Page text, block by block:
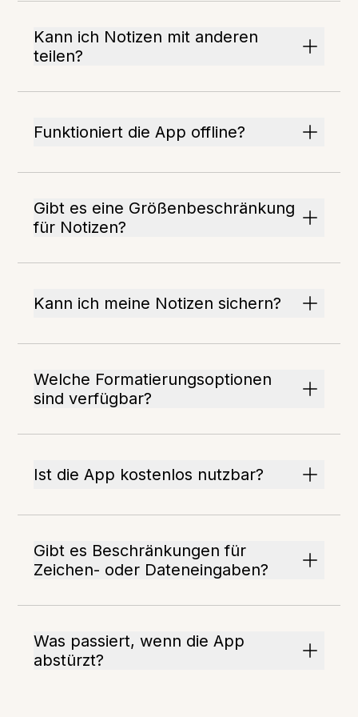
Kann ich Notizen mit anderen
teilen?
Funktioniert die App offline?
Gibt es eine Größenbeschränkung
für Notizen?
Kann ich meine Notizen sichern?
Welche Formatierungsoptionen
sind verfügbar?
Ist die App kostenlos nutzbar?
Gibt es Beschränkungen für
Zeichen- oder Dateneingaben?
Was passiert, wenn die App
abstürzt?